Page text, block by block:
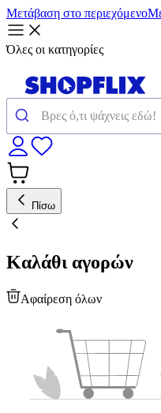
Μετάβαση στο περιεχόμενο
Όλες οι κατηγορίες
Πίσω
Καλάθι αγορών
Αφαίρεση όλων